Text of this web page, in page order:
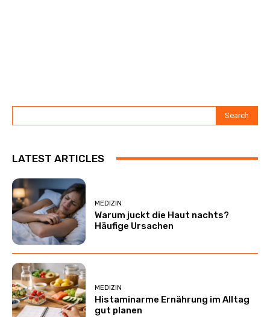
Search
LATEST ARTICLES
MEDIZIN
Warum juckt die Haut nachts?
Häufige Ursachen
MEDIZIN
Histaminarme Ernährung im Alltag
gut planen